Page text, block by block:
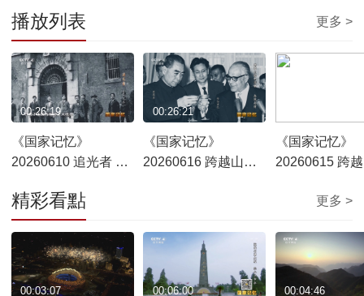
播放列表 更多 >
《国家记忆》
20260610 追光者 陈
00:26:19
《国家记忆》
20260616 跨越山海
00:26:21
《国家记忆》
20260615 跨
精彩看點 更多 >
00:03:07 00:06:00 00:04:46